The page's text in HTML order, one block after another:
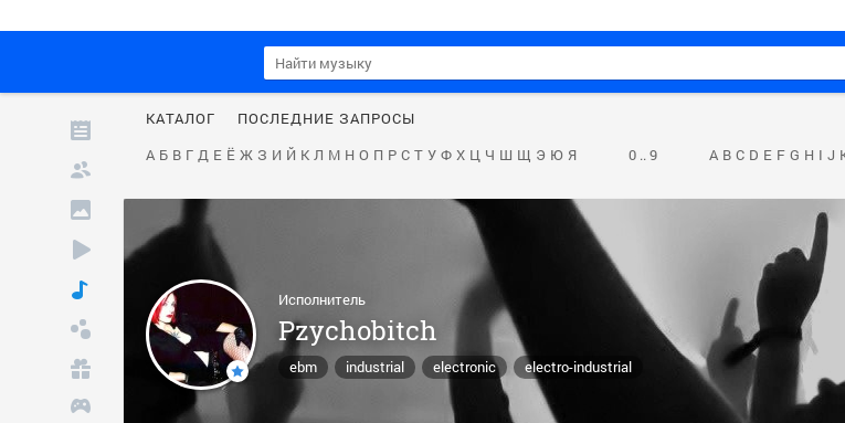
КАТАЛОГ
ПОСЛЕДНИЕ ЗАПРОСЫ
А Б В Г Д Е Ё Ж З И Й К Л М Н О П Р С Т У Ф Х Ц Ч Ш Щ Э Ю Я 0 .. 9 A B C D E F G H I J
Исполнитель
Pzychobitch
ebm industrial electronic electro-industrial